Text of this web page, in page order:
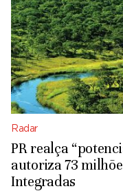
Radar
PR realça
autoriza 73
Integradas